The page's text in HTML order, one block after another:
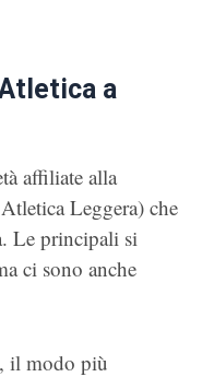
a
affiliate alla
Leggera) che
Le principali si
ci sono anche
il modo più